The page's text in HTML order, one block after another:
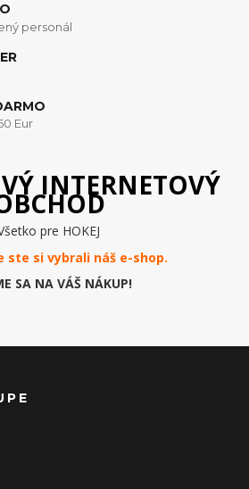
personál
Eur
INTERNETOVÝ
pre HOKEJ
ste si vybrali náš e-shop.
SA NA VÁŠ NÁKUP!